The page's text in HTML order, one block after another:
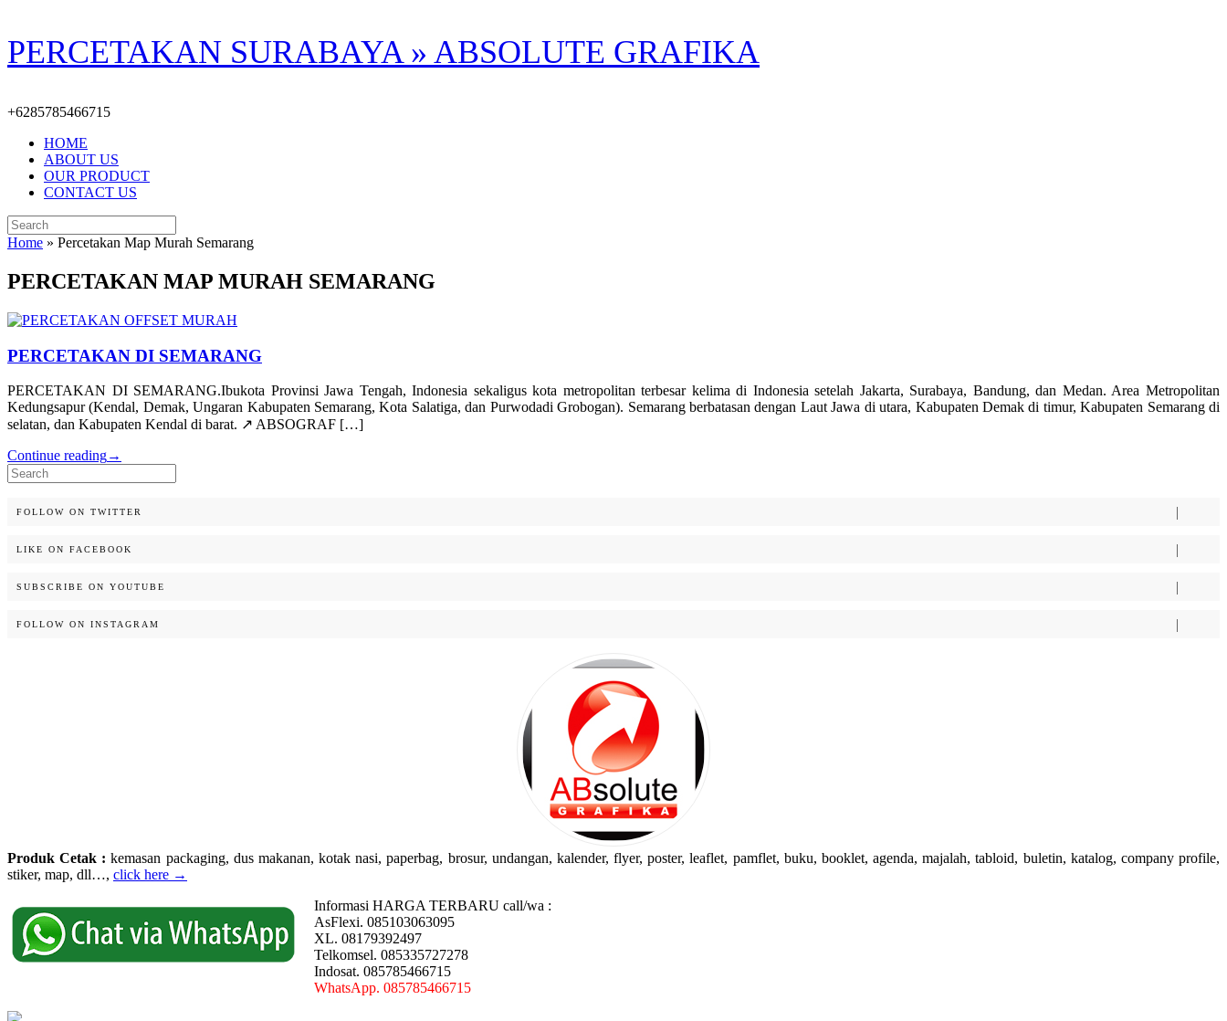
Skip
to
content
PERCETAKAN SURABAYA » ABSOLUTE GRAFIKA
+6285785466715
HOME
ABOUT US
OUR PRODUCT
CONTACT US
Search
for:
Home » Percetakan Map Murah Semarang
PERCETAKAN MAP MURAH SEMARANG
PERCETAKAN DI SEMARANG
PERCETAKAN DI SEMARANG.Ibukota Provinsi Jawa Tengah, Indonesia sekaligus kota metropolitan terbesar kelima di Indonesia setelah Jakarta, Surabaya, Bandung, dan Medan. Area Metropolitan
Kedungsapur (Kendal, Demak, Ungaran Kabupaten Semarang, Kota Salatiga, dan Purwodadi Grobogan). Semarang berbatasan dengan Laut Jawa di utara, Kabupaten Demak di timur, Kabupaten Semarang di
selatan, dan Kabupaten Kendal di barat. ↗️ ABSOGRAF […]
Continue reading→
Search
for:
FOLLOW ON TWITTER
LIKE ON FACEBOOK
SUBSCRIBE ON YOUTUBE
FOLLOW ON INSTAGRAM
Produk Cetak : kemasan packaging, dus makanan, kotak nasi, paperbag, brosur, undangan, kalender, flyer, poster, leaflet, pamflet, buku, booklet, agenda, majalah, tabloid, buletin, katalog, company profile,
stiker, map, dll…, click here →
Informasi HARGA TERBARU call/wa :
AsFlexi. 085103063095
XL. 08179392497
Telkomsel. 085335727278
Indosat. 085785466715
WhatsApp. 085785466715